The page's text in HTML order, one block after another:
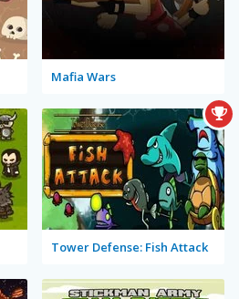
Mafia Wars
Tower Defense: Fish Attack